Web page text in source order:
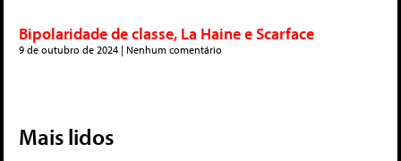
Bipolaridade de classe, La Haine e Scarface
9 de outubro de 2024 Nenhum comentário
Mais lidos